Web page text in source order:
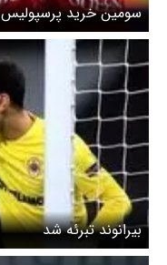
سومین خرید پرسپولیس
بیرانوند تبرئه شد